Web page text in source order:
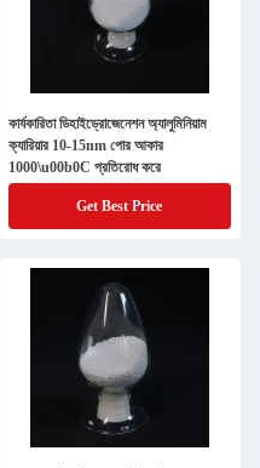
কার্যকারিতা ডিহাইড্রোজেনেশন অ্যালুমিনিয়াম
ক্যারিয়ার 10-15nm পোর আকার
1000\u00b0C প্রতিরোধ করে
Get Best Price